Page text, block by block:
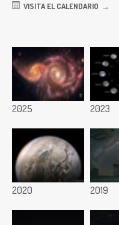
VISITA EL CALENDARIO
2025 2023
2020 2019